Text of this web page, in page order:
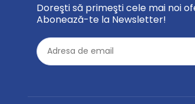
Doreşti să primeşti cele mai noi
Abonează-te la Newsletter!